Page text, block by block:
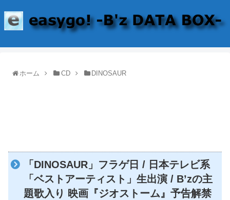
ホーム CD DINOSAUR
「DINOSAUR」フラゲ日 / 日本テレビ系
「ベストアーティスト」生出演 / B’zの主
題歌入り 映画『ジオストーム』予告解禁